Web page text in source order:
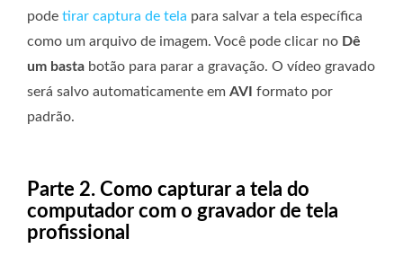
pode tirar captura de tela para salvar a tela específica
como um arquivo de imagem. Você pode clicar no Dê
um basta botão para parar a gravação. O vídeo gravado
será salvo automaticamente em AVI formato por
padrão.
Parte 2. Como capturar a tela do
computador com o gravador de tela
profissional